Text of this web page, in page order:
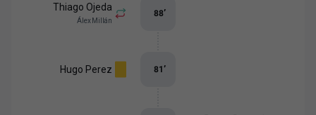
Thiago Ojeda
Álex Millán
88’
Hugo Perez 81’